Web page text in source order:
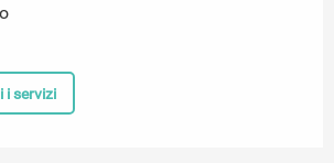
i servizi